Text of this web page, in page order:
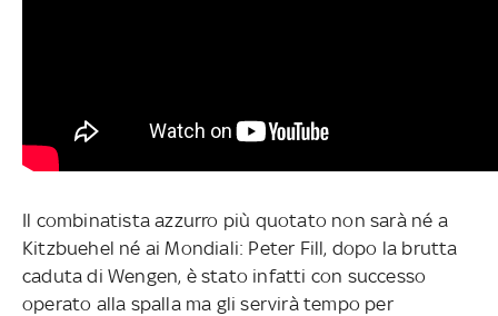
Il combinatista azzurro più quotato non sarà né a
Kitzbuehel né ai Mondiali: Peter Fill, dopo la brutta
caduta di Wengen, è stato infatti con successo
operato alla spalla ma gli servirà tempo per